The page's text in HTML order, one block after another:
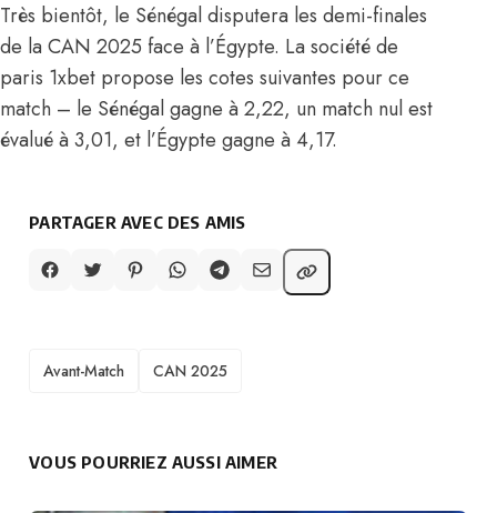
Très bientôt, le Sénégal disputera les demi-finales
de la CAN 2025 face à l’Égypte. La société de
paris 1xbet propose les cotes suivantes pour ce
match – le Sénégal gagne à 2,22, un match nul est
évalué à 3,01, et l’Égypte gagne à 4,17.
PARTAGER AVEC DES AMIS
TAGS
Avant-Match CAN 2025
VOUS POURRIEZ AUSSI AIMER